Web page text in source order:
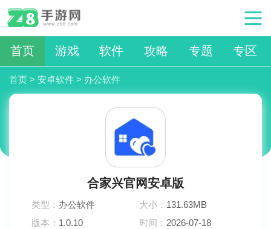
首页 游戏 软件 攻略 专题 专区
首页 > 安卓软件 > 办公软件
合家兴官网安卓版
类型： 办公软件 大小： 131.63MB
版本： 1.0.10 时间： 2026-07-18